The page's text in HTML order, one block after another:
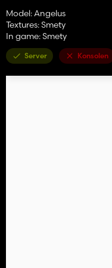
Model: Angelus
Textures: Smety
In game: Smety
Server Konsolen